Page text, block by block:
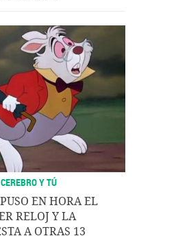
Y TÚ
EN HORA EL
RELOJ Y LA
A OTRAS 13